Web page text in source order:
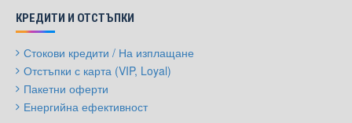
КРЕДИТИ И ОТСТЪПКИ
Стокови кредити / На изплащане
Отстъпки с карта (VIP, Loyal)
Пакетни оферти
Енергийна ефективност